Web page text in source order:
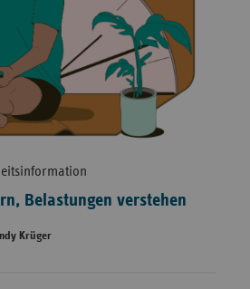
Belastungen verstehen
Krüger